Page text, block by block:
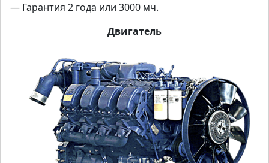
— Гарантия 2 года или 3000 мч.
Двигатель